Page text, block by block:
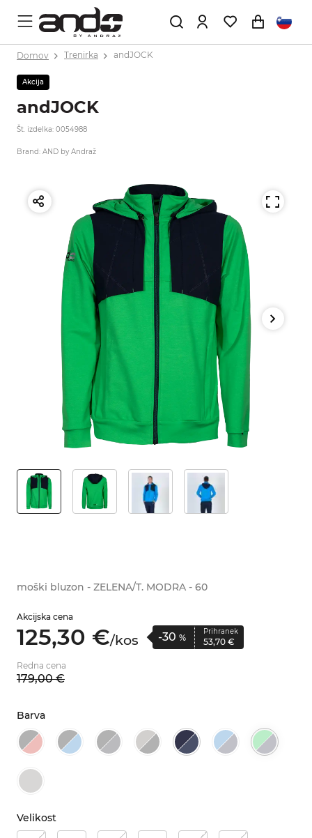
Domov Trenirka andJOCK
Akcija
andJOCK
Št. izdelka: 0054988
Brand: AND by Andraž
moški bluzon - ZELENA/T. MODRA - 60
Akcijska cena
125,30 €/kos -30 %
Prihranek
53,70 €
Redna cena
179,00 €
Barva
Velikost